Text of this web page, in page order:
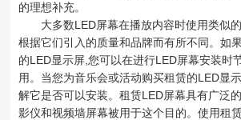
的理想补充。
大多数LED屏幕在播放内容时使用类似
根据它们引入的质量和品牌而有所不同。如
的LED显示屏,您可以在进行LED屏幕安装时
用。当您为音乐会或活动购买租赁的LED显
解它是否可以安装。租赁LED屏幕具有广泛
影仪和视频墙屏幕被用于这个目的。使用租